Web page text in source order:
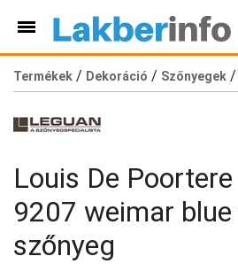
Termékek / Dekoráció / Szőnyegek /
Louis De
9207 weimar
szőnyeg